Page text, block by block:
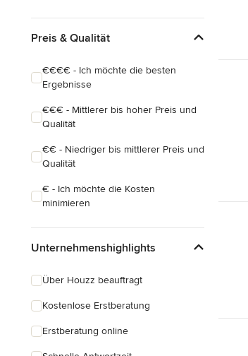
Preis & Qualität
€€€€ - Ich möchte die besten
Ergebnisse
€€€ - Mittlerer bis hoher Preis und
Qualität
€€ - Niedriger bis mittlerer Preis und
Qualität
€ - Ich möchte die Kosten
minimieren
Unternehmenshighlights
Über Houzz beauftragt
Kostenlose Erstberatung
Erstberatung online